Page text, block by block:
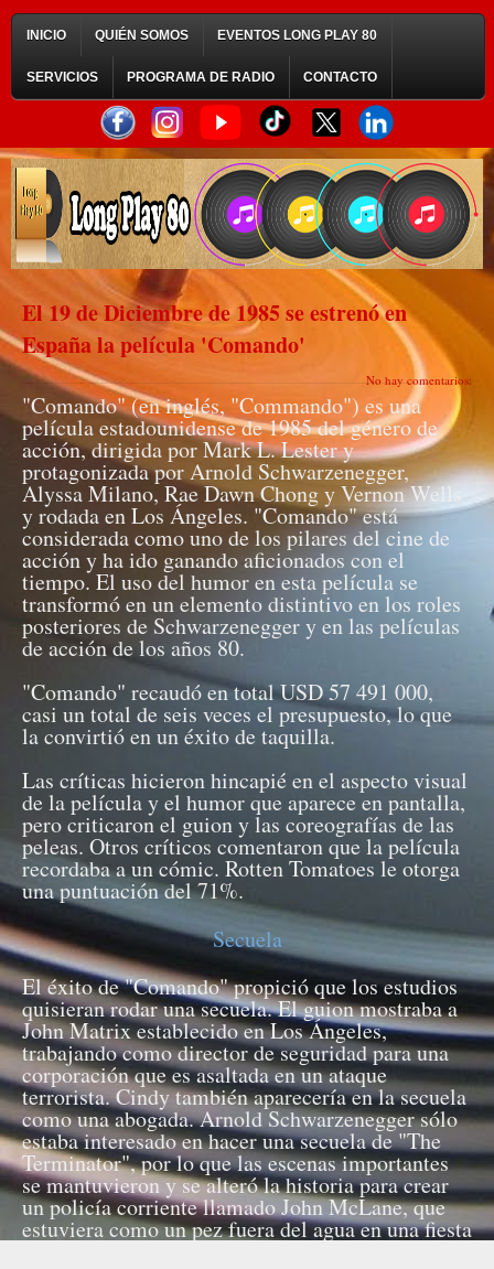
INICIO QUIÉN SOMOS EVENTOS LONG PLAY 80
SERVICIOS PROGRAMA DE RADIO CONTACTO
El 19 de Diciembre de 1985 se estrenó en
España la película 'Comando'
No hay comentarios:
"Comando" (en inglés, "Commando") es una
película estadounidense de 1985 del género de
acción, dirigida por Mark L. Lester y
protagonizada por Arnold Schwarzenegger,
Alyssa Milano, Rae Dawn Chong y Vernon Wells
y rodada en Los Ángeles. "Comando" está
considerada como uno de los pilares del cine de
acción y ha ido ganando aficionados con el
tiempo. El uso del humor en esta película se
transformó en un elemento distintivo en los roles
posteriores de Schwarzenegger y en las películas
de acción de los años 80.
"Comando" recaudó en total USD 57 491 000,
casi un total de seis veces el presupuesto, lo que
la convirtió en un éxito de taquilla.
Las críticas hicieron hincapié en el aspecto visual
de la película y el humor que aparece en pantalla,
pero criticaron el guion y las coreografías de las
peleas. Otros críticos comentaron que la película
recordaba a un cómic. Rotten Tomatoes le otorga
una puntuación del 71%.
Secuela
El éxito de "Comando" propició que los estudios
quisieran rodar una secuela. El guion mostraba a
John Matrix establecido en Los Ángeles,
trabajando como director de seguridad para una
corporación que es asaltada en un ataque
terrorista. Cindy también aparecería en la secuela
como una abogada. Arnold Schwarzenegger sólo
estaba interesado en hacer una secuela de "The
Terminator", por lo que las escenas importantes
se mantuvieron y se alteró la historia para crear
un policía corriente llamado John McLane, que
estuviera como un pez fuera del agua en una fiesta